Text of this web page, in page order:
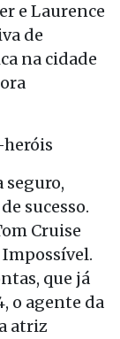
e Laurence
de
na cidade
heróis
seguro,
sucesso.
Cruise
Impossível.
que já
o agente da
atriz